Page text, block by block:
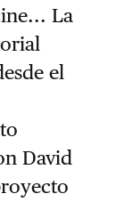
La
el
David